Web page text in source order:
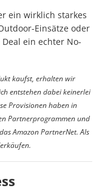
ein wirklich starkes
Einsätze oder
ein echter No-
kaufst, erhalten wir
entstehen dabei keinerlei
Provisionen haben in
Partnerprogrammen und
Amazon PartnerNet. Als